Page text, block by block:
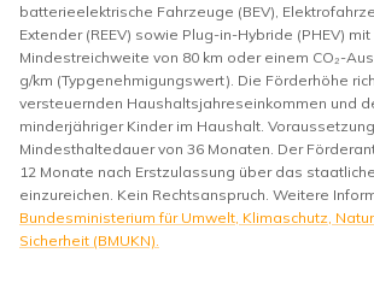
batterieelektrische Fahrzeuge (BEV),
Extender (REEV) sowie Plug-in-Hybride (PHEV)
Mindestreichweite von 80 km oder einem CO₂-
g/km (Typgenehmigungswert). Die Förderhöhe
versteuernden Haushaltsjahreseinkommen und
minderjähriger Kinder im Haushalt.
Mindesthaltedauer von 36 Monaten. Der
12 Monate nach Erstzulassung über das
einzureichen. Kein Rechtsanspruch. Weitere
Bundesministerium für Umwelt, Klimaschutz,
Sicherheit (BMUKN).